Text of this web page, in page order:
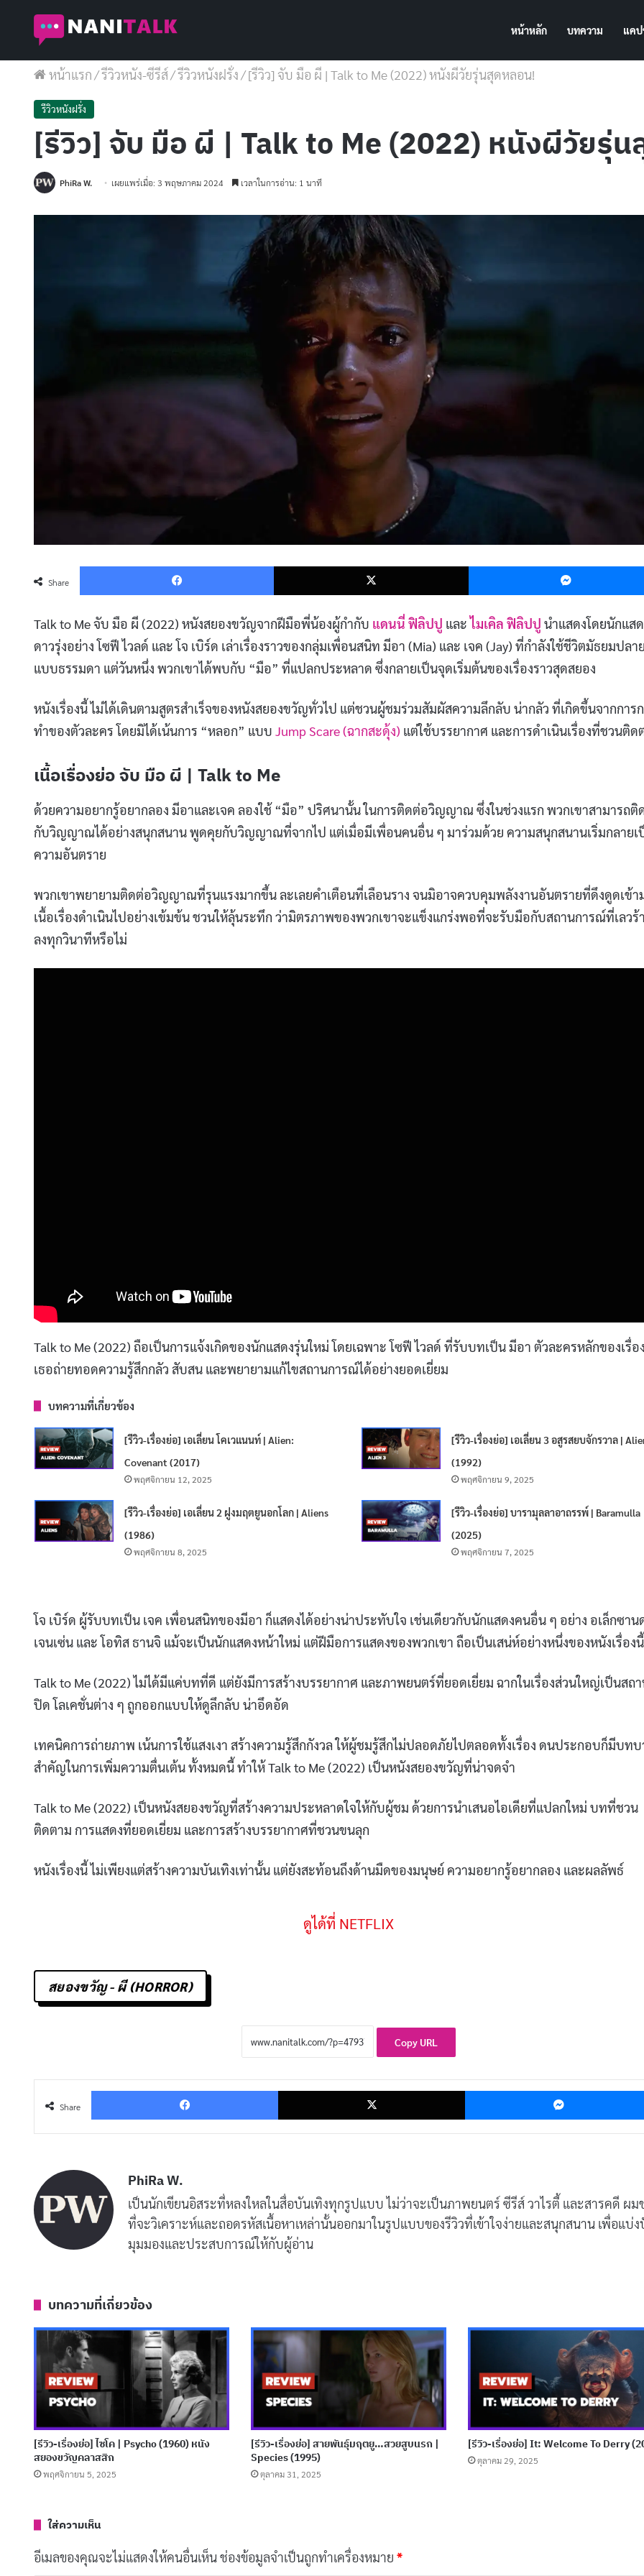
หน้าหลัก บทความ แค
หน้าแรก/รีวิวหนัง-ซีรีส์/รีวิวหนังฝรั่ง/[รีวิว] จับ มือ ผี | Talk to Me (2022) หนังผีวัยรุ่นสุดหลอน!
รีวิวหนังฝรั่ง
[รีวิว] จับ มือ ผี | Talk to Me (2022) หนังผีวัยรุ่
PhiRa W. เผยแพร่เมื่อ: 3 พฤษภาคม 2024 เวลาในการอ่าน: 1 นาที
Share
Facebook X
Talk to Me จับ มือ ผี (2022) หนังสยองขวัญจากฝีมือพี่น้องผู้กำกับ แดนนี่ ฟิลิปปู และไมเคิล ฟิลิปปู นำแสดงโดยนักแส
ดาวรุ่งอย่าง โซฟี ไวลด์ และ โจ เบิร์ด เล่าเรื่องราวของกลุ่มเพื่อนสนิท มีอา (Mia) และ เจค (Jay) ที่กำลังใช้ชีวิตมัธยมปลาย
แบบธรรมดา แต่วันหนึ่ง พวกเขาได้พบกับ “มือ” ที่แปลกประหลาด ซึ่งกลายเป็นจุดเริ่มต้นของเรื่องราวสุดสยอง
หนังเรื่องนี้ ไม่ได้เดินตามสูตรสำเร็จของหนังสยองขวัญทั่วไป แต่ชวนผู้ชมร่วมสัมผัสความลึกลับ น่ากลัว ที่เกิดขึ้นจากการ
ทำของตัวละคร โดยมิได้เน้นการ “หลอก” แบบ Jump Scare (ฉากสะดุ้ง) แต่ใช้บรรยากาศ และการดำเนินเรื่องที่ชวนติด
เนื้อเรื่องย่อ จับ มือ ผี | Talk to Me
ด้วยความอยากรู้อยากลอง มีอาและเจค ลองใช้ “มือ” ปริศนานั้น ในการติดต่อวิญญาณ ซึ่งในช่วงแรก พวกเขาสามารถติ
กับวิญญาณได้อย่างสนุกสนาน พูดคุยกับวิญญาณที่จากไป แต่เมื่อมีเพื่อนคนอื่น ๆ มาร่วมด้วย ความสนุกสนานเริ่มกลายเ
ความอันตราย
พวกเขาพยายามติดต่อวิญญาณที่รุนแรงมากขึ้น ละเลยคำเตือนที่เลือนราง จนมิอาจควบคุมพลังงานอันตรายที่ดึงดูดเข้า
เนื้อเรื่องดำเนินไปอย่างเข้มข้น ชวนให้ลุ้นระทึก ว่ามิตรภาพของพวกเขาจะแข็งแกร่งพอที่จะรับมือกับสถานการณ์ที่เลวร้
ลงทุกวินาทีหรือไม่
​Talk to Me (2022) ถือเป็นการแจ้งเกิดของนักแสดงรุ่นใหม่ โดยเฉพาะ โซฟี ไวลด์ ที่รับบทเป็น มีอา ตัวละครหลักของเรื่อง
เธอถ่ายทอดความรู้สึกกลัว สับสน และพยายามแก้ไขสถานการณ์ได้อย่างยอดเยี่ยม
บทความที่เกี่ยวข้อง
[รีวิว-เรื่องย่อ] เอเลี่ยน โคเวแนนท์ | Alien:
Covenant (2017)
พฤศจิกายน 12, 2025
[รีวิว-เรื่องย่อ] เอเลี่ยน 3 อสูรสยบจักรวาล |
(1992)
พฤศจิกายน 9, 2025
[รีวิว-เรื่องย่อ] เอเลี่ยน 2 ฝูงมฤตยูนอกโลก | Aliens
(1986)
พฤศจิกายน 8, 2025
[รีวิว-เรื่องย่อ] บารามุลลาอาถรรพ์ | Baramulla
(2025)
พฤศจิกายน 7, 2025
โจ เบิร์ด ผู้รับบทเป็น เจค เพื่อนสนิทของมีอา ก็แสดงได้อย่างน่าประทับใจ เช่นเดียวกับนักแสดงคนอื่น ๆ อย่าง อเล็กซาน
เจนเซ่น และ โอทิส ธานจิ แม้จะเป็นนักแสดงหน้าใหม่ แต่ฝีมือการแสดงของพวกเขา ถือเป็นเสน่ห์อย่างหนึ่งของหนังเรื่องนี้
​Talk to Me (2022) ไม่ได้มีแค่บทที่ดี แต่ยังมีการสร้างบรรยากาศ และภาพยนตร์ที่ยอดเยี่ยม ฉากในเรื่องส่วนใหญ่เป็นสถ
ปิด โลเคชั่นต่าง ๆ ถูกออกแบบให้ดูลึกลับ น่าอึดอัด
เทคนิคการถ่ายภาพ เน้นการใช้แสงเงา สร้างความรู้สึกกังวล ให้ผู้ชมรู้สึกไม่ปลอดภัยไปตลอดทั้งเรื่อง ดนประกอบก็มีบท
สำคัญในการเพิ่มความตื่นเต้น ทั้งหมดนี้ ทำให้ Talk to Me (2022) เป็นหนังสยองขวัญที่น่าจดจำ
​Talk to Me (2022) เป็นหนังสยองขวัญที่สร้างความประหลาดใจให้กับผู้ชม ด้วยการนำเสนอไอเดียที่แปลกใหม่ บทที่ชวน
ติดตาม การแสดงที่ยอดเยี่ยม และการสร้างบรรยากาศที่ชวนขนลุก
​หนังเรื่องนี้ ไม่เพียงแต่สร้างความบันเทิงเท่านั้น แต่ยังสะท้อนถึงด้านมืดของมนุษย์ ความอยากรู้อยากลอง และผลลัพธ์
ดูได้ที่ NETFLIX
สยองขวัญ - ผี (HORROR)
Copy URL
Share
Facebook X
PhiRa W.
เป็นนักเขียนอิสระที่หลงใหลในสื่อบันเทิงทุกรูปแบบ ไม่ว่าจะเป็นภาพยนตร์ ซีรีส์ วาไรตี้ และสารคดี ผม
ที่จะวิเคราะห์และถอดรหัสเนื้อหาเหล่านั้นออกมาในรูปแบบของรีวิวที่เข้าใจง่ายและสนุกสนาน เพื่อแบ่
มุมมองและประสบการณ์ให้กับผู้อ่าน
บทความที่เกี่ยวข้อง
[รีวิว-เรื่องย่อ] ไซโค | Psycho (1960) หนัง
สยองขวัญคลาสสิก
พฤศจิกายน 5, 2025
[รีวิว-เรื่องย่อ] สายพันธุ์มฤตยู…สวยสูบนรก |
Species (1995)
ตุลาคม 31, 2025
[รีวิว-เรื่องย่อ] It: Welcome To Derry
ตุลาคม 29, 2025
ใส่ความเห็น
อีเมลของคุณจะไม่แสดงให้คนอื่นเห็นช่องข้อมูลจำเป็นถูกทำเครื่องหมาย *